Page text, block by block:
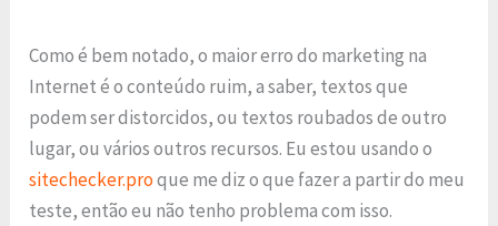
Como é bem notado, o maior erro do marketing na
Internet é o conteúdo ruim, a saber, textos que
podem ser distorcidos, ou textos roubados de outro
lugar, ou vários outros recursos. Eu estou usando o
sitechecker.proque me diz o que fazer a partir do meu
teste, então eu não tenho problema com isso.